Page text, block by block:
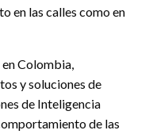
en las calles como en
Colombia,
y soluciones de
de Inteligencia
de las